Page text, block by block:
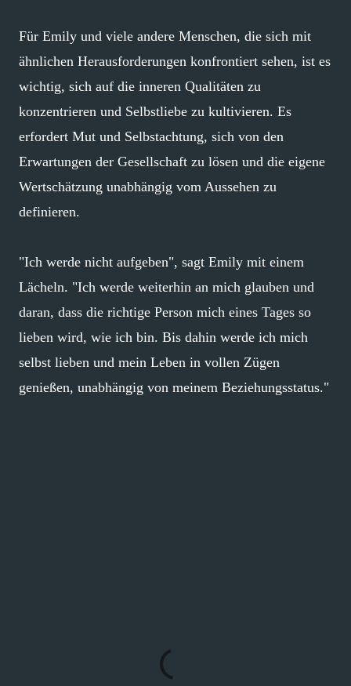
Für Emily und viele andere Menschen, die sich mit
ähnlichen Herausforderungen konfrontiert sehen, ist es
wichtig, sich auf die inneren Qualitäten zu
konzentrieren und Selbstliebe zu kultivieren. Es
erfordert Mut und Selbstachtung, sich von den
Erwartungen der Gesellschaft zu lösen und die eigene
Wertschätzung unabhängig vom Aussehen zu
definieren.
"Ich werde nicht aufgeben", sagt Emily mit einem
Lächeln. "Ich werde weiterhin an mich glauben und
daran, dass die richtige Person mich eines Tages so
lieben wird, wie ich bin. Bis dahin werde ich mich
selbst lieben und mein Leben in vollen Zügen
genießen, unabhängig von meinem Beziehungsstatus."